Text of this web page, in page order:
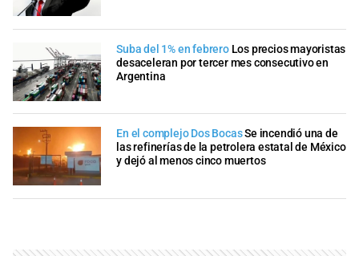
Suba del 1% en febrero Los precios mayoristas
desaceleran por tercer mes consecutivo en
Argentina
En el complejo Dos BocasSe incendió una de
las refinerías de la petrolera estatal de México
y dejó al menos cinco muertos